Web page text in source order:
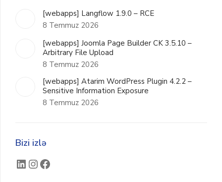
[webapps] Langflow 1.9.0 – RCE
8 Temmuz 2026
[webapps] Joomla Page Builder CK 3.5.10 –
Arbitrary File Upload
8 Temmuz 2026
[webapps] Atarim WordPress Plugin 4.2.2 –
Sensitive Information Exposure
8 Temmuz 2026
Bizi izlə